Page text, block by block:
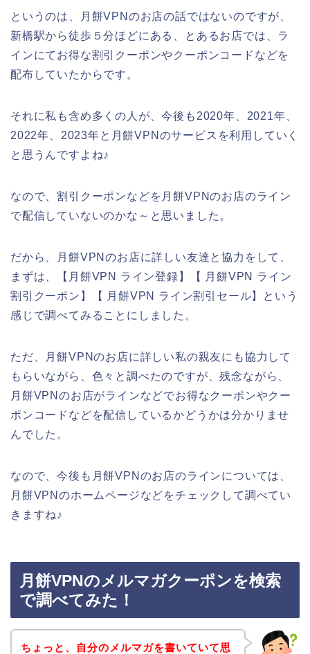
というのは、月餅VPNのお店の話ではないのですが、
新橋駅から徒歩５分ほどにある、とあるお店では、ラ
インにてお得な割引クーポンやクーポンコードなどを
配布していたからです。
それに私も含め多くの人が、今後も2020年、2021年、
2022年、2023年と月餅VPNのサービスを利用していく
と思うんですよね♪
なので、割引クーポンなどを月餅VPNのお店のライン
で配信していないのかな～と思いました。
だから、月餅VPNのお店に詳しい友達と協力をして、
まずは、【月餅VPN ライン登録】【 月餅VPN ライン
割引クーポン】【 月餅VPN ライン割引セール】という
感じで調べてみることにしました。
ただ、月餅VPNのお店に詳しい私の親友にも協力して
もらいながら、色々と調べたのですが、残念ながら、
月餅VPNのお店がラインなどでお得なクーポンやクー
ポンコードなどを配信しているかどうかは分かりませ
んでした。
なので、今後も月餅VPNのお店のラインについては、
月餅VPNのホームページなどをチェックして調べてい
きますね♪
月餅VPNのメルマガクーポンを検索
で調べてみた！
ちょっと、自分のメルマガを書いていて思